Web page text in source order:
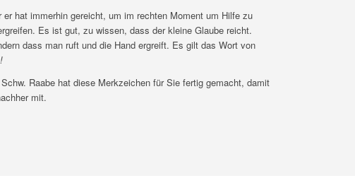
hat immerhin gereicht, um im rechten Moment um Hilfe zu
Es ist gut, zu wissen, dass der kleine Glaube reicht.
dass man ruft und die Hand ergreift. Es gilt das Wort von
Raabe hat diese Merkzeichen für Sie fertig gemacht, damit
mit.